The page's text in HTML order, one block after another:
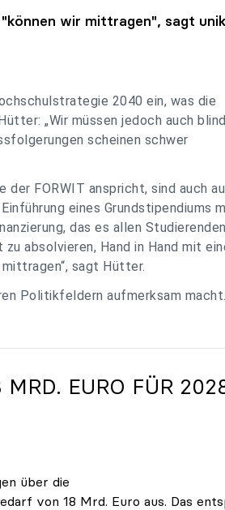
wir mittragen", sagt
2040 ein, was die
„Wir müssen jedoch auch
scheinen schwer
FORWIT anspricht, sind auch
eines Grundstipendiums
das es allen Studierenden
absolvieren, Hand in Hand mit
sagt Hütter.
Politikfeldern aufmerksam macht.
MRD. EURO FÜR
über die
von 18 Mrd. Euro aus. Das